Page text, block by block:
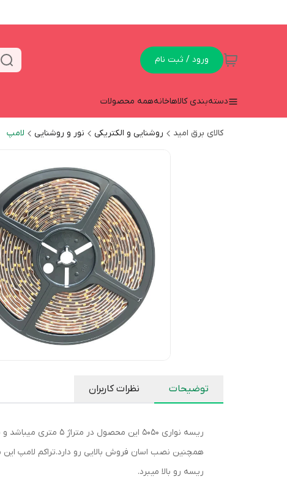
ورود / ثبت نام
دسته‌بندی کالاهاخانههمه محصولات
کالای برق امید روشنایی و الکتریکی نور و روشنایی لامپ
توضیحات نظرات کاربران
ریسه رو بالا میبرد.